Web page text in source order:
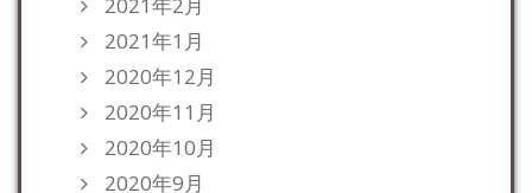
2021年1月
2020年12月
2020年11月
2020年10月
2020年9月